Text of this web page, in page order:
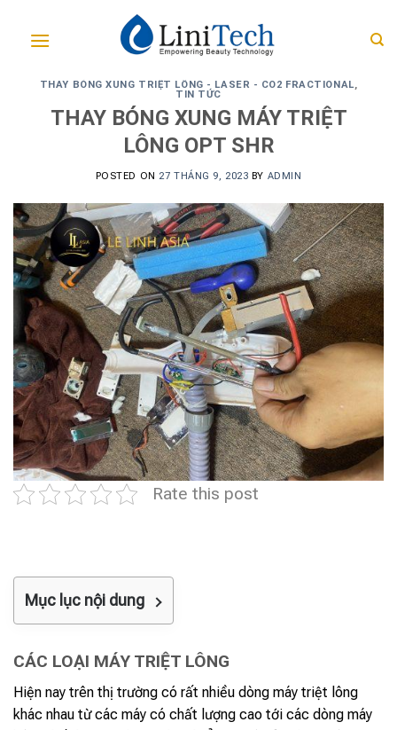
THAY BÓNG XUNG TRIỆT LÔNG - LASER - CO2 FRACTIONAL,
TIN TỨC
THAY BÓNG XUNG MÁY TRIỆT
LÔNG OPT SHR
POSTED ON 27 THÁNG 9, 2023 BY ADMIN
Rate this post
Mục lục nội dung
CÁC LOẠI MÁY TRIỆT LÔNG
Hiện nay trên thị trường có rất nhiều dòng máy triệt lông
khác nhau từ các máy có chất lượng cao tới các dòng máy